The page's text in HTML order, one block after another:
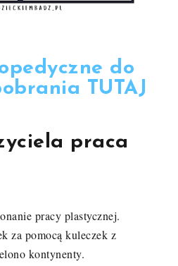
do
TUTAJ
praca
pracy plastycznej.
za pomocą kuleczek z
kontynenty.